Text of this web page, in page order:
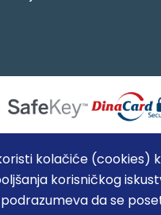
kolačiće (cookies)
korisničkog
da se
MB: 20337524
slika i samih cena,